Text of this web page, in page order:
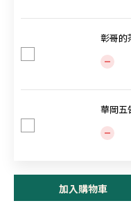
彰哥的
華岡五
加入購物車